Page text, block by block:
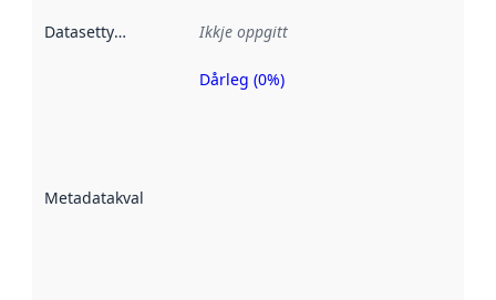
Datasettype Ikkje oppgitt
Metadatakvalitet
Metadatakvalitet
Dårleg (0%)